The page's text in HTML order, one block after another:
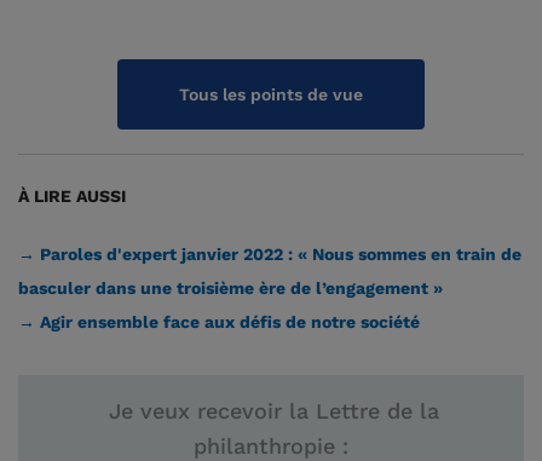
Tous les points de vue
À LIRE AUSSI
→ Paroles d'expert janvier 2022 : « Nous sommes en train de
basculer dans une troisième ère de l’engagement »
→ Agir ensemble face aux défis de notre société
Je veux recevoir la Lettre de la
philanthropie :